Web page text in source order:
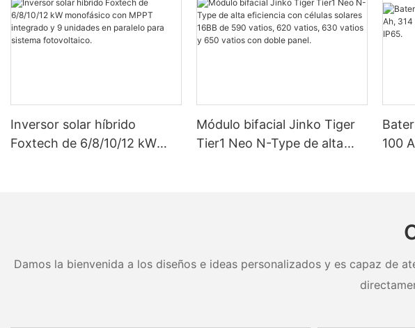
Inversor solar híbrido
Foxtech de 6/8/10/12 kW
Módulo bifacial Jinko Tiger
Tier1 Neo N-Type de alta
100
Damos la bienvenida a los diseños e ideas personalizados y es capaz de